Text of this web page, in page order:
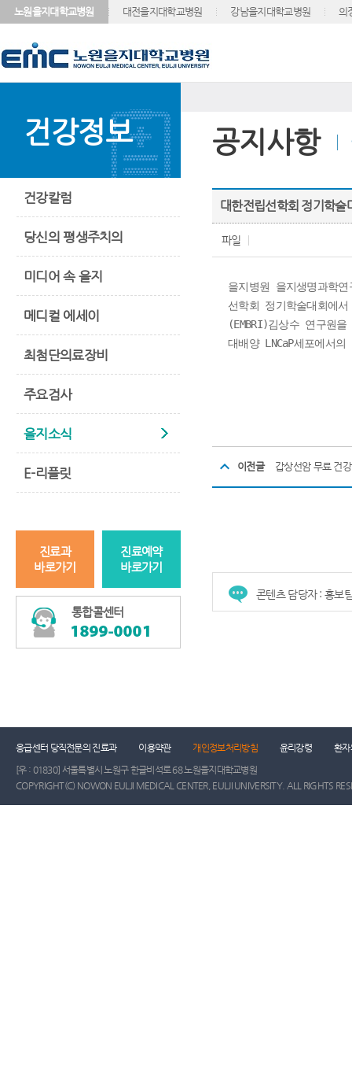
노원을지대학교병원 대전을지대학교병원 강남을지대학교병원 의
건강정보
건강칼럼
당신의 평생주치의
미디어 속 을지
메디컬 에세이
최첨단의료장비
주요검사
을지소식
E-리플릿
진료과
바로가기
진료예약
바로가기
통합콜센터
공지사항
대한전립선학회 정기학술
파일
을지병원 을지생명과학
선학회 정기학술대회에
(EMBRI)김상수 연구원
이전글 갑상선암 무료 건
콘텐츠 담당자 : 홍보
응급센터 당직전문의 진료과 이용약관 개인정보처리방침 윤리강령
환자
[우 : 01830] 서울특별시 노원구 한글비석로 68 노원을지대학교병원
COPYRIGHT(C) NOWON EULJI MEDICAL CENTER, EULJI UNIVERSITY. ALL RIGHTS